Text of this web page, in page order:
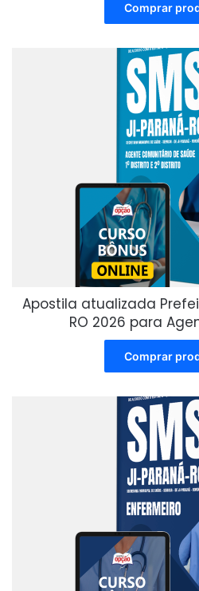
Comprar
Apostila atualizada
RO 2026 para
Comprar